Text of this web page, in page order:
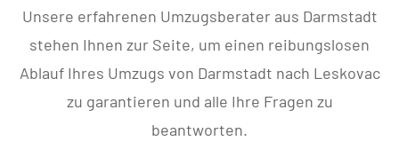
Unsere erfahrenen Umzugsberater aus Darmstadt
stehen Ihnen zur Seite, um einen reibungslosen
Ablauf Ihres Umzugs von Darmstadt nach Leskovac
zu garantieren und alle Ihre Fragen zu
beantworten.